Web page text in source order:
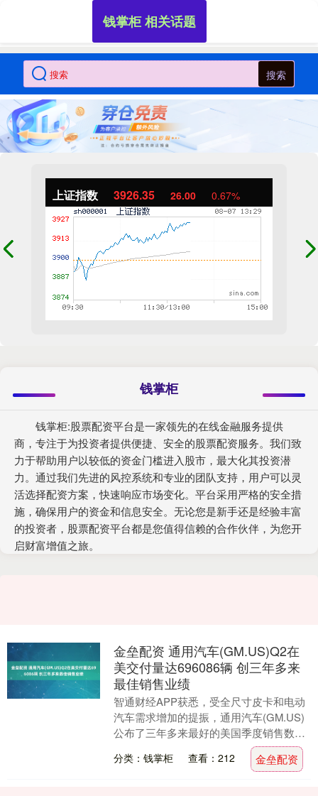
搜索
上证指数 3926.35 26.00 0.67%
钱掌柜
钱掌柜:股票配资平台是一家领先的在线金融服务提供
商，专注于为投资者提供便捷、安全的股票配资服务。我们致
力于帮助用户以较低的资金门槛进入股市，最大化其投资潜
力。通过我们先进的风控系统和专业的团队支持，用户可以灵
活选择配资方案，快速响应市场变化。平台采用严格的安全措
施，确保用户的资金和信息安全。无论您是新手还是经验丰富
的投资者，股票配资平台都是您值得信赖的合作伙伴，为您开
启财富增值之旅。
钱掌柜 相关话题
金垒配资 通用汽车(GM.US)Q2在
美交付量达696086辆 创三年多来
最佳销售业绩
智通财经APP获悉，受全尺寸皮卡和电动
汽车需求增加的提振，通用汽车(GM.US)
公布了三年多来最好的美国季度销售数
据。这家美国最大的汽车制造商表示，第
二季度在美....
分类：钱掌柜 查看：212 金垒配资